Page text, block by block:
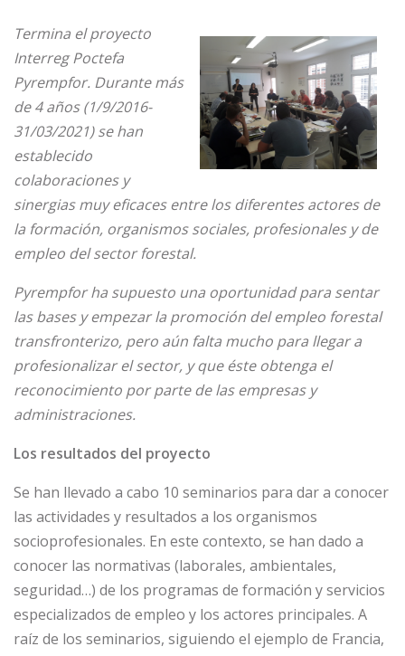
Termina el proyecto
Interreg Poctefa
Pyrempfor. Durante más
de 4 años (1/9/2016-
31/03/2021) se han
establecido
colaboraciones y
sinergias muy eficaces entre los diferentes actores de
la formación, organismos sociales, profesionales y de
empleo del sector forestal.
Pyrempfor ha supuesto una oportunidad para sentar
las bases y empezar la promoción del empleo forestal
transfronterizo, pero aún falta mucho para llegar a
profesionalizar el sector, y que éste obtenga el
reconocimiento por parte de las empresas y
administraciones.
Los resultados del proyecto
Se han llevado a cabo 10 seminarios para dar a conocer
las actividades y resultados a los organismos
socioprofesionales. En este contexto, se han dado a
conocer las normativas (laborales, ambientales,
seguridad…) de los programas de formación y servicios
especializados de empleo y los actores principales. A
raíz de los seminarios, siguiendo el ejemplo de Francia,